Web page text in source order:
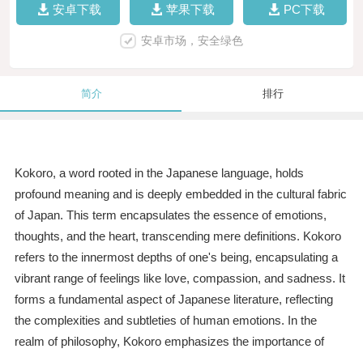
安卓下载 苹果下载 PC下载
安卓市场，安全绿色
简介 排行
Kokoro, a word rooted in the Japanese language, holds
profound meaning and is deeply embedded in the cultural fabric
of Japan. This term encapsulates the essence of emotions,
thoughts, and the heart, transcending mere definitions. Kokoro
refers to the innermost depths of one's being, encapsulating a
vibrant range of feelings like love, compassion, and sadness. It
forms a fundamental aspect of Japanese literature, reflecting
the complexities and subtleties of human emotions. In the
realm of philosophy, Kokoro emphasizes the importance of